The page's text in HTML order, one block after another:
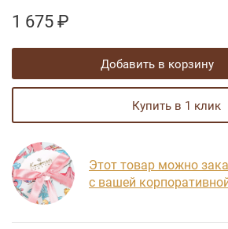
1 675₽
добавить в корзину
купить в 1 клик
Этот товар можно
с вашей